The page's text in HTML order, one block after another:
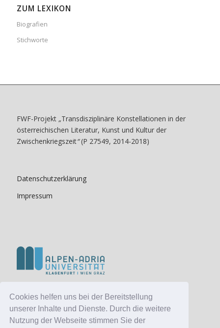
Cookies helfen uns bei der Bereitstellung
unserer Inhalte und Dienste. Durch die weitere
Nutzung der Webseite stimmen Sie der
ZUM LEXIKON
Biografien
Stichworte
FWF-Projekt „Transdisziplinäre Konstellationen in der
österreichischen Literatur, Kunst und Kultur der
Zwischenkriegszeit“(P 27549, 2014-2018)
Datenschutzerklärung
Impressum